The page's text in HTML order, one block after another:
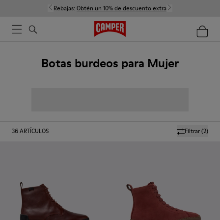
Rebajas: Obtén un 10% de descuento extra
Botas burdeos para Mujer
Filtrar(2)
36ARTÍCULOS